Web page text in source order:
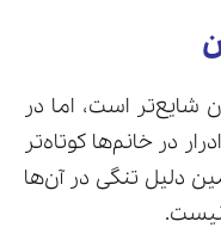
شایع‌تر است، اما در
در خانم‌ها کوتاه‌تر
همین دلیل تنگی در آن‌ها